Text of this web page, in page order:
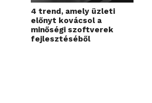
4 trend, amely üzleti
előnyt kovácsol a
minőségi szoftverek
fejlesztéséből